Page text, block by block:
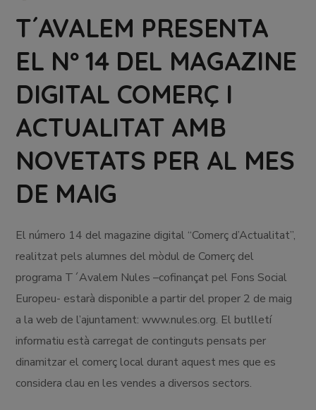
T´AVALEM PRESENTA
EL Nº 14 DEL MAGAZINE
DIGITAL COMERÇ I
ACTUALITAT AMB
NOVETATS PER AL MES
DE MAIG
El número 14 del magazine digital “Comerç d’Actualitat”,
realitzat pels alumnes del mòdul de Comerç del
programa T´Avalem Nules –cofinançat pel Fons Social
Europeu- estarà disponible a partir del proper 2 de maig
a la web de l’ajuntament: www.nules.org. El butlletí
informatiu està carregat de continguts pensats per
dinamitzar el comerç local durant aquest mes que es
considera clau en les vendes a diversos sectors.